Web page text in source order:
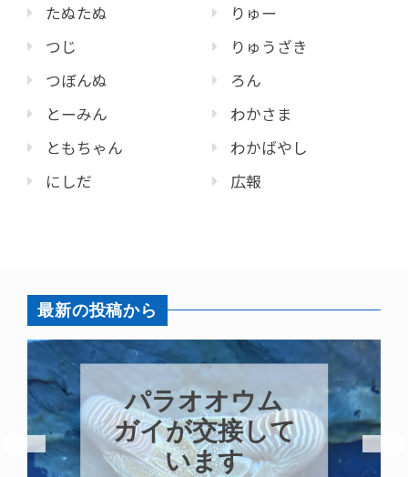
たぬたぬ
つじ
つぼんぬ
とーみん
ともちゃん
にしだ
りゅー
りゅうざき
ろん
わかさま
わかばやし
広報
最新の投稿から
パラオオウム
ガイが交接して
います